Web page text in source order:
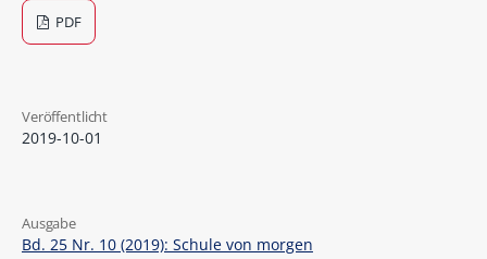
PDF
Veröffentlicht
2019-10-01
Ausgabe
Bd. 25 Nr. 10 (2019): Schule von morgen